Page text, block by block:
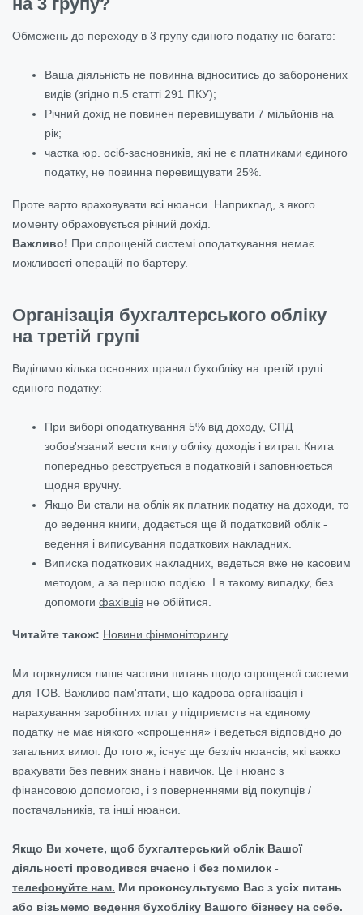
Обмежень до переходу в 3 групу єдиного податку не багато:
Ваша діяльність не повинна відноситись до заборонених
видів (згідно п.5 статті 291 ПКУ);
Річний дохід не повинен перевищувати 7 мільйонів на
рік;
частка юр. осіб-засновників, які не є платниками єдиного
податку, не повинна перевищувати 25%.
Проте варто враховувати всі нюанси. Наприклад, з якого
моменту обраховується річний дохід.
Важливо! При спрощеній системі оподаткування немає
можливості операцій по бартеру.
Організація бухгалтерського обліку
на третій групі
Виділимо кілька основних правил бухобліку на третій групі
єдиного податку:
При виборі оподаткування 5% від доходу, СПД
зобов'язаний вести книгу обліку доходів і витрат. Книга
попередньо реєструється в податковій і заповнюється
щодня вручну.
Якщо Ви стали на облік як платник податку на доходи, то
до ведення книги, додається ще й податковий облік -
ведення і виписування податкових накладних.
Виписка податкових накладних, ведеться вже не касовим
методом, а за першою подією. І в такому випадку, без
допомоги фахівців не обійтися.
Читайте також: Новини фінмоніторингу
Ми торкнулися лише частини питань щодо спрощеної системи
для ТОВ. Важливо пам'ятати, що кадрова організація і
нарахування заробітних плат у підприємств на єдиному
податку не має ніякого «спрощення» і ведеться відповідно до
загальних вимог. До того ж, існує ще безліч нюансів, які важко
врахувати без певних знань і навичок. Це і нюанс з
фінансовою допомогою, і з поверненнями від покупців /
постачальників, та інші нюанси.
Якщо Ви хочете, щоб бухгалтерський облік Вашої
діяльності проводився вчасно і без помилок -
телефонуйте нам. Ми проконсультуємо Вас з усіх питань
або візьмемо ведення бухобліку Вашого бізнесу на себе.